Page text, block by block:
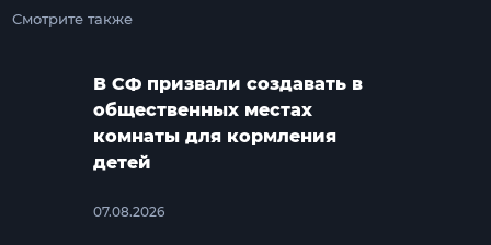
Смотрите также
В СФ призвали создавать в
общественных местах
комнаты для кормления
детей
07.08.2026